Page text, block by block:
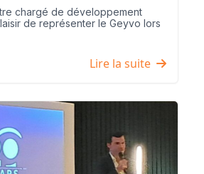
chargé de développement
de représenter le Geyvo lors
Lire la suite